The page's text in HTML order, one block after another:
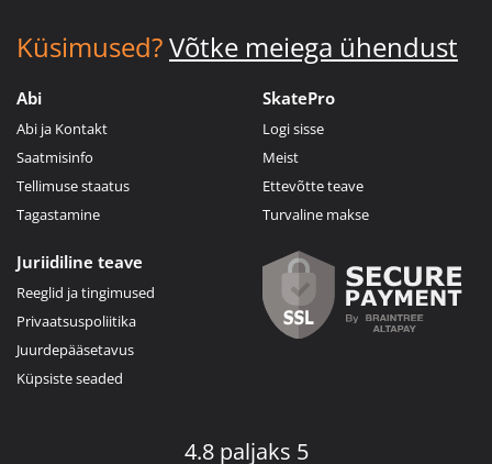
Küsimused?Võtke meiega ühendust
Abi
Abi ja Kontakt
Saatmisinfo
Tellimuse staatus
Tagastamine
SkatePro
Logi sisse
Meist
Ettevõtte teave
Turvaline makse
Juriidiline teave
Reeglid ja tingimused
Privaatsuspoliitika
Juurdepääsetavus
Küpsiste seaded
4.8 paljaks 5